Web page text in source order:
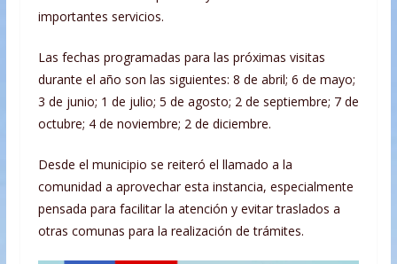
importantes servicios.
Las fechas programadas para las próximas visitas
durante el año son las siguientes: 8 de abril; 6 de mayo;
3 de junio; 1 de julio; 5 de agosto; 2 de septiembre; 7 de
octubre; 4 de noviembre; 2 de diciembre.
Desde el municipio se reiteró el llamado a la
comunidad a aprovechar esta instancia, especialmente
pensada para facilitar la atención y evitar traslados a
otras comunas para la realización de trámites.